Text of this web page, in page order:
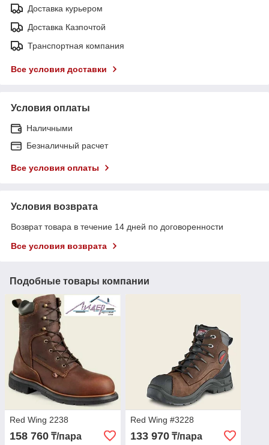
Доставка курьером
Доставка Казпочтой
Транспортная компания
Все условия доставки
Условия оплаты
Наличными
Безналичный расчет
Все условия оплаты
Условия возврата
Возврат товара в течение 14 дней по договоренности
Все условия возврата
Подобные товары компании
Red Wing 2238
158 760 ₸/пара
Red Wing #3228
133 970₸/пара